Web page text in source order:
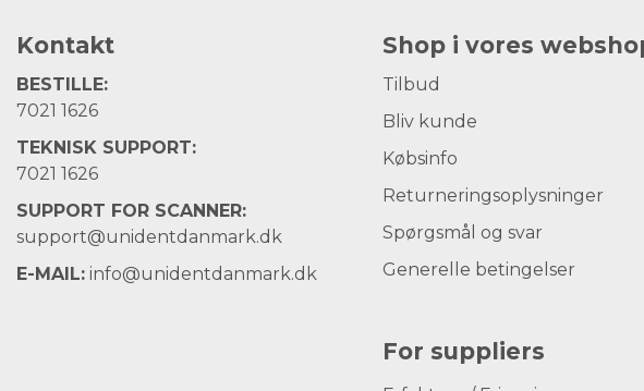
Kontakt
BESTILLE:
7021 1626
TEKNISK SUPPORT:
7021 1626
SUPPORT FOR SCANNER:
support@unidentdanmark.dk
E-MAIL: info@unidentdanmark.dk
Shop i vores
Tilbud
Bliv kunde
Købsinfo
Returneringsoplysninger
Spørgsmål og svar
Generelle betingelser
For suppliers